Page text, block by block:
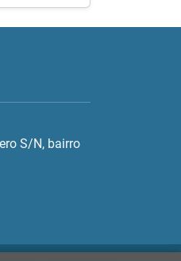
S/N, bairro